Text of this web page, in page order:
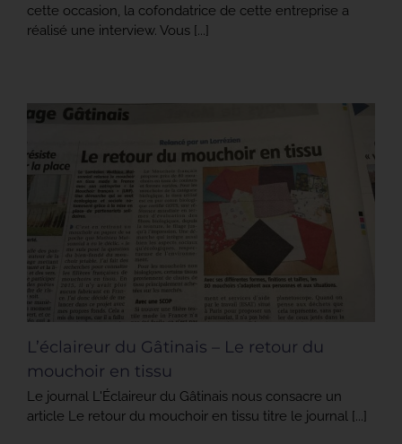
cette occasion, la cofondatrice de cette entreprise a
réalisé une interview. Vous [...]
L’éclaireur du Gâtinais – Le retour du
mouchoir en tissu
Le journal L'Éclaireur du Gâtinais nous consacre un
article Le retour du mouchoir en tissu titre le journal [...]